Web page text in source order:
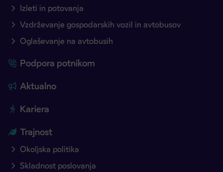
Izleti in potovanja
Vzdrževanje gospodarskih vozil in avtobusov
Oglaševanje na avtobusih
Podpora potnikom
Aktualno
Kariera
Trajnost
Okoljska politika
Skladnost poslovanja